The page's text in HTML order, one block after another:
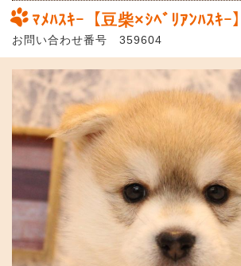
ﾏﾒﾊｽｷｰ【豆柴×ｼﾍﾞﾘｱﾝﾊｽｷｰ】
お問い合わせ番号 359604